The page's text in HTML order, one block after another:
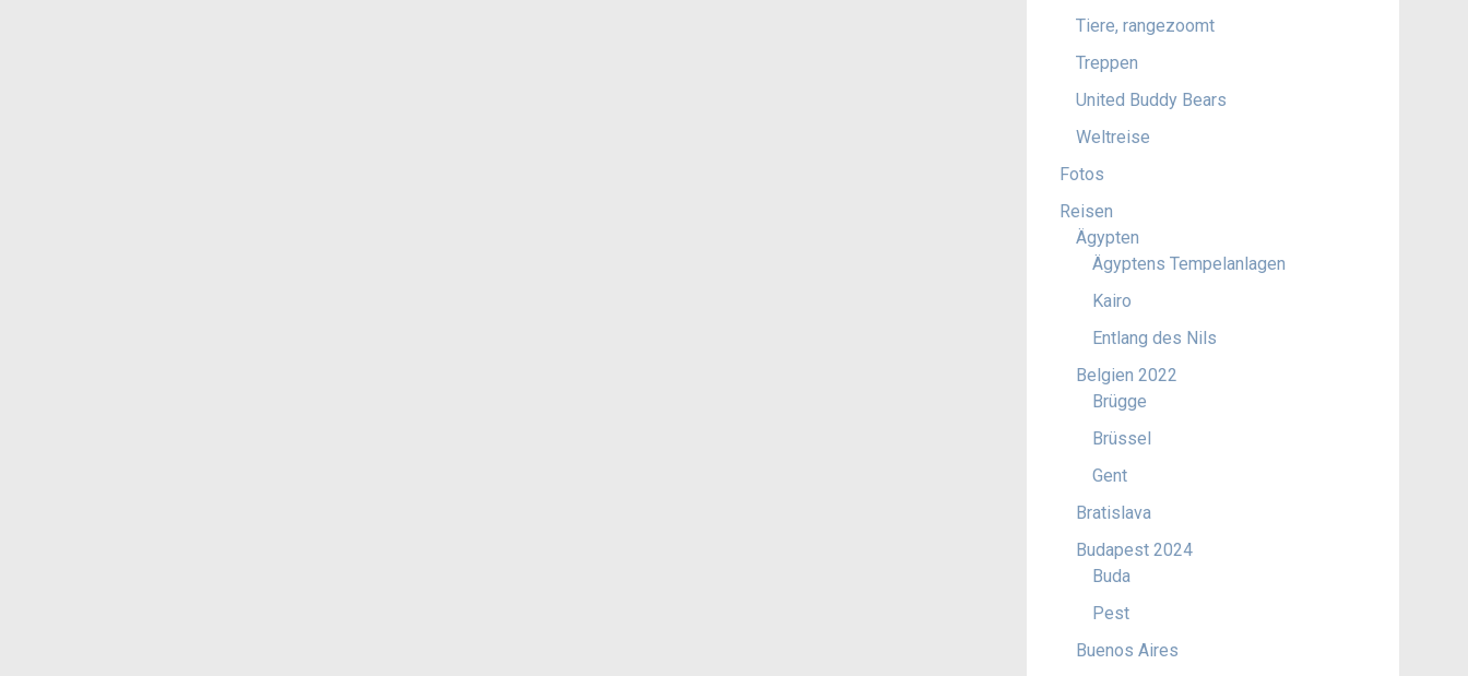
Tiere, rangezoomt
Treppen
United Buddy Bears
Weltreise
Fotos
Reisen
Ägypten
Ägyptens Tempelanlagen
Kairo
Entlang des Nils
Belgien 2022
Brügge
Brüssel
Gent
Bratislava
Budapest 2024
Buda
Pest
Buenos Aires